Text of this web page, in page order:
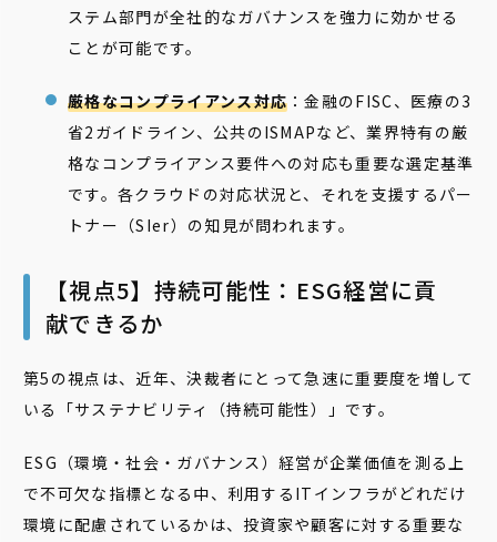
ステム部門が全社的なガバナンスを強力に効かせる
ことが可能です。
厳格なコンプライアンス対応 ：金融のFISC、医療の3
省2ガイドライン、公共のISMAPなど、業界特有の厳
格なコンプライアンス要件への対応も重要な選定基準
です。各クラウドの対応状況と、それを支援するパー
トナー（SIer）の知見が問われます。
【視点5】持続可能性：ESG経営に貢
献できるか
第5の視点は、近年、決裁者にとって急速に重要度を増して
いる「サステナビリティ（持続可能性）」です。
ESG（環境・社会・ガバナンス）経営が企業価値を測る上
で不可欠な指標となる中、利用するITインフラがどれだけ
環境に配慮されているかは、投資家や顧客に対する重要な